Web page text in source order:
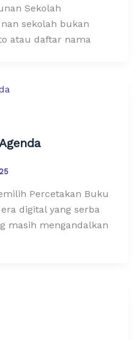
Sekolah
sekolah bukan
atau daftar nama
Percetakan Buku
digital yang serba
masih mengandalkan